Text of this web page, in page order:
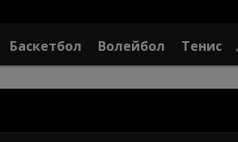
Баскетбол Волейбол Тенис